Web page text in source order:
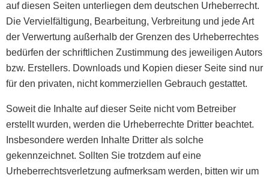
auf diesen Seiten unterliegen dem deutschen Urheberrecht.
Die Vervielfältigung, Bearbeitung, Verbreitung und jede Art
der Verwertung außerhalb der Grenzen des Urheberrechtes
bedürfen der schriftlichen Zustimmung des jeweiligen Autors
bzw. Erstellers. Downloads und Kopien dieser Seite sind nur
für den privaten, nicht kommerziellen Gebrauch gestattet.
Soweit die Inhalte auf dieser Seite nicht vom Betreiber
erstellt wurden, werden die Urheberrechte Dritter beachtet.
Insbesondere werden Inhalte Dritter als solche
gekennzeichnet. Sollten Sie trotzdem auf eine
Urheberrechtsverletzung aufmerksam werden, bitten wir um